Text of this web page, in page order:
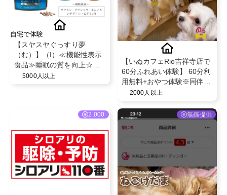
自宅で体験
【スヤスヤぐっすり夢
（む）】（I）≪機能性表示
食品≫睡眠の質を向上☆ラ
フマ＆GABA配合
5000人以上
【いぬカフェRio吉祥寺店で
60分ふれあい体験】 60分利
用無料+おやつ体験※同伴者
１名分のもサービス！
2000人以上
2,000 無償提供